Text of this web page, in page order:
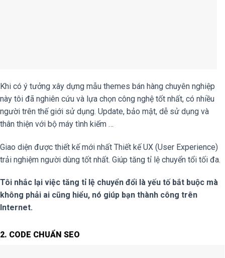
Khi có ý tưởng xây dựng mẫu themes bán hàng chuyên nghiệp
này tôi đã nghiên cứu và lựa chọn công nghệ tốt nhất, có nhiều
người trên thế giới sử dụng. Update, bảo mật, dễ sử dụng và
thân thiện với bộ máy tình kiếm …
Giao diện được thiết kế mới nhất Thiết kế UX (User Experience)
trải nghiệm người dùng tốt nhất. Giúp tăng tỉ lệ chuyển tổi tối đa.
Tôi nhắc lại việc tăng tỉ lệ chuyển đổi là yếu tố bắt buộc mà
không phải ai cũng hiểu, nó giúp bạn thành công trên
Internet.
2. CODE CHUẨN SEO